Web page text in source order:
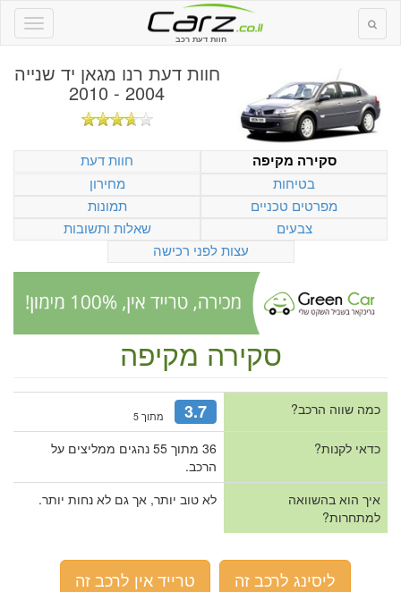
חוות דעת רכב
חוות דעת רנו מגאן יד שנייה
2004 - 2010
סקירה מקיפה
חוות דעת
בטיחות
מחירון
מפרטים טכניים
תמונות
צבעים
שאלות ותשובות
עצות לפני רכישה
סקירה מקיפה
כמה שווה הרכב? 3.7 מתוך 5
כדאי לקנות?
36 מתוך 55 נהגים ממליצים על
הרכב.
איך הוא בהשוואה
למתחרות?
לא טוב יותר, אך גם לא נחות יותר.
ליסינג לרכב זה
טרייד אין לרכב זה